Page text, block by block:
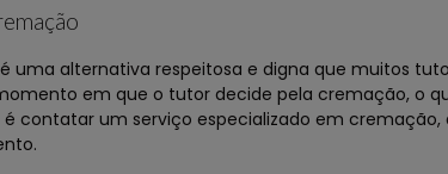
uma alternativa respeitosa e digna que muitos
em que o tutor decide pela cremação, o
é contatar um serviço especializado em